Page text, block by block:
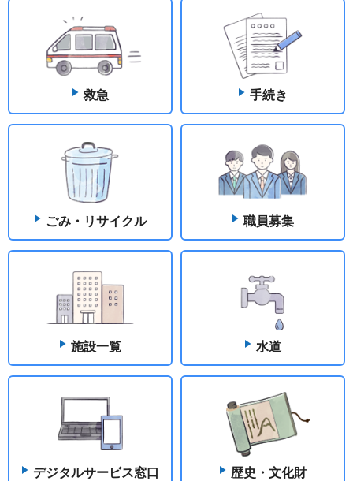
救急 手続き
ごみ・リサイクル 職員募集
施設一覧 水道
デジタルサービス窓口 歴史・文化財